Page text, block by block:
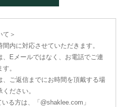
て＞
内に対応させていただきます。
Eメールではなく、お電話でご連
。
ご返信までにお時間を頂戴する場
ださい。
る方は、「@shaklee.com」